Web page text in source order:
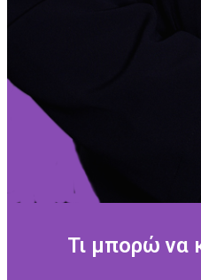
Τι μπορώ να